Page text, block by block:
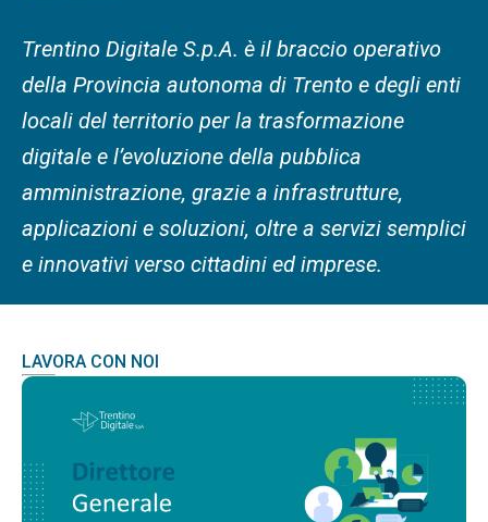
Trentino Digitale S.p.A. è il braccio operativo
della Provincia autonoma di Trento e degli enti
locali del territorio per la trasformazione
digitale e l’evoluzione della pubblica
amministrazione, grazie a infrastrutture,
applicazioni e soluzioni, oltre a servizi semplici
e innovativi verso cittadini ed imprese.
LAVORA CON NOI